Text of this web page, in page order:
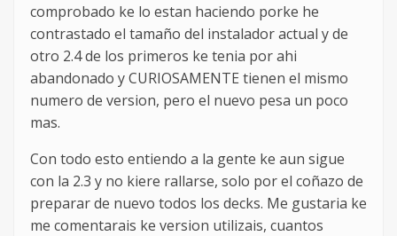
comprobado ke lo estan haciendo porke he
contrastado el tamaño del instalador actual y de
otro 2.4 de los primeros ke tenia por ahi
abandonado y CURIOSAMENTE tienen el mismo
numero de version, pero el nuevo pesa un poco
mas.
Con todo esto entiendo a la gente ke aun sigue
con la 2.3 y no kiere rallarse, solo por el coñazo de
preparar de nuevo todos los decks. Me gustaria ke
me comentarais ke version utilizais, cuantos